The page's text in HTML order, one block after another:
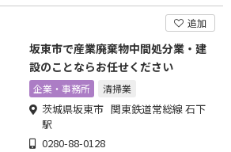
追加
坂東市で産業廃棄物中間処分業・建
設のことならお任せください
企業・事務所 清掃業
茨城県坂東市 関東鉄道常総線 石下
駅
0280-88-0128